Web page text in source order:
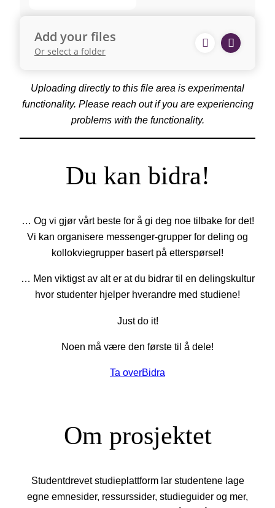
Add your files
Or select a folder
Uploading directly to this file area is experimental
functionality. Please reach out if you are experiencing
problems with the functionality.
Du kan bidra!
… Og vi gjør vårt beste for å gi deg noe tilbake for det!
Vi kan organisere messenger-grupper for deling og
kollokviegrupper basert på etterspørsel!
… Men viktigst av alt er at du bidrar til en delingskultur
hvor studenter hjelper hverandre med studiene!
Just do it!
Noen må være den første til å dele!
Ta overBidra
Om prosjektet
Studentdrevet studieplattform lar studentene lage
egne emnesider, ressurssider, studieguider og mer,